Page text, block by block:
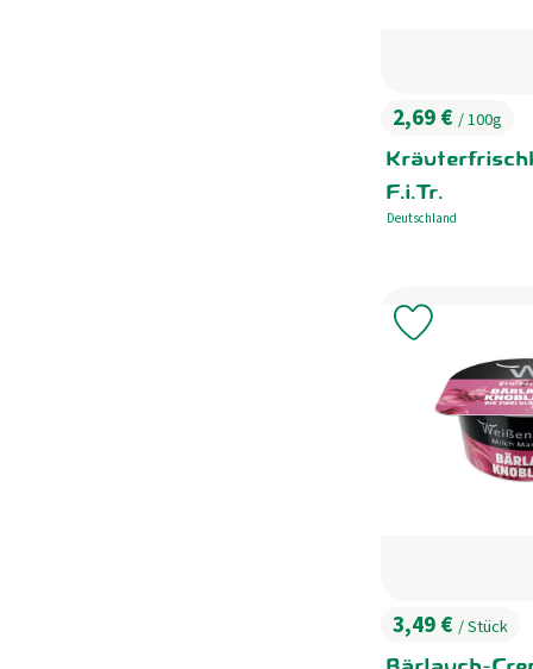
, Preis:
2,69 € / 100g
F.i.Tr.
, Herkunft:
Deutschland
, Preis:
3,49 € / Stück
Produkt